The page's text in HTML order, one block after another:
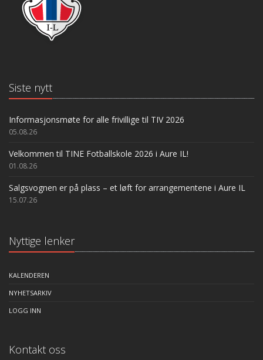
Siste nytt
Informasjonsmøte for alle frivillige til TIV 2026
05.08.26
Velkommen til TINE Fotballskole 2026 i Aure IL!
01.08.26
Salgsvognen er på plass – et løft for arrangementene i Aure IL
15.07.26
Nyttige lenker
KALENDEREN
NYHETSARKIV
LOGG INN
Kontakt oss